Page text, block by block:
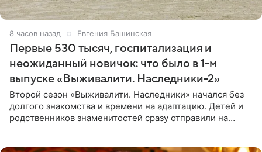
8 часов назад Евгения Башинская
Первые 530 тысяч, госпитализация и
неожиданный новичок: что было в 1-м
выпуске «Выживалити. Наследники-2»
Второй сезон «Выживалити. Наследники» начался без
долгого знакомства и времени на адаптацию. Детей и
родственников знаменитостей сразу отправили на